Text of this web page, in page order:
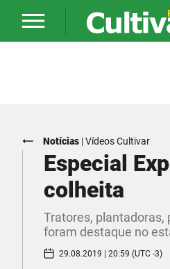
Notícias |Vídeos Cultivar
Especial
colheita
Tratores, plantadoras,
foram destaque no
29.08.2019 | 20:59 (UTC -3)